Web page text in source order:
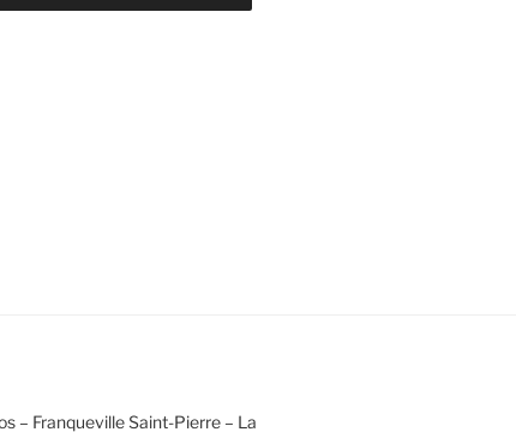
– Franqueville Saint-Pierre – La